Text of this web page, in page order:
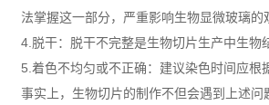
法掌握这一部分，严重影响生物显微玻璃的
4.脱干：脱干不完整是生物切片生产中生物
5.着色不均匀或不正确：建议染色时间应根
事实上，生物切片的制作不但会遇到上述问